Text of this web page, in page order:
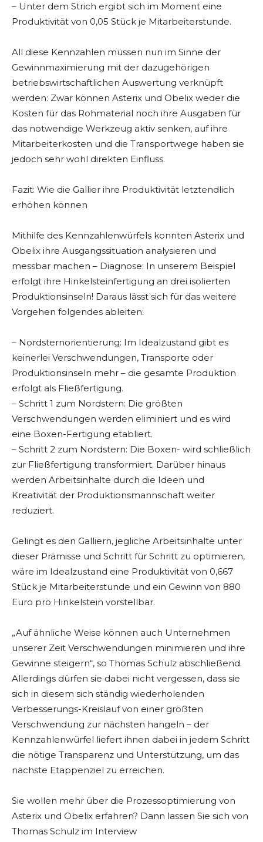
– Unter dem Strich ergibt sich im Moment eine
Produktivität von 0,05 Stück je Mitarbeiterstunde.
All diese Kennzahlen müssen nun im Sinne der
Gewinnmaximierung mit der dazugehörigen
betriebswirtschaftlichen Auswertung verknüpft
werden: Zwar können Asterix und Obelix weder die
Kosten für das Rohmaterial noch ihre Ausgaben für
das notwendige Werkzeug aktiv senken, auf ihre
Mitarbeiterkosten und die Transportwege haben sie
jedoch sehr wohl direkten Einfluss.
Fazit: Wie die Gallier ihre Produktivität letztendlich
erhöhen können
Mithilfe des Kennzahlenwürfels konnten Asterix und
Obelix ihre Ausgangssituation analysieren und
messbar machen – Diagnose: In unserem Beispiel
erfolgt ihre Hinkelsteinfertigung an drei isolierten
Produktionsinseln! Daraus lässt sich für das weitere
Vorgehen folgendes ableiten:
– Nordsternorientierung: Im Idealzustand gibt es
keinerlei Verschwendungen, Transporte oder
Produktionsinseln mehr – die gesamte Produktion
erfolgt als Fließfertigung.
– Schritt 1 zum Nordstern: Die größten
Verschwendungen werden eliminiert und es wird
eine Boxen-Fertigung etabliert.
– Schritt 2 zum Nordstern: Die Boxen- wird schließlich
zur Fließfertigung transformiert. Darüber hinaus
werden Arbeitsinhalte durch die Ideen und
Kreativität der Produktionsmannschaft weiter
reduziert.
Gelingt es den Galliern, jegliche Arbeitsinhalte unter
dieser Prämisse und Schritt für Schritt zu optimieren,
wäre im Idealzustand eine Produktivität von 0,667
Stück je Mitarbeiterstunde und ein Gewinn von 880
Euro pro Hinkelstein vorstellbar.
„Auf ähnliche Weise können auch Unternehmen
unserer Zeit Verschwendungen minimieren und ihre
Gewinne steigern“, so Thomas Schulz abschließend.
Allerdings dürfen sie dabei nicht vergessen, dass sie
sich in diesem sich ständig wiederholenden
Verbesserungs-Kreislauf von einer größten
Verschwendung zur nächsten hangeln – der
Kennzahlenwürfel liefert ihnen dabei in jedem Schritt
die nötige Transparenz und Unterstützung, um das
nächste Etappenziel zu erreichen.
Sie wollen mehr über die Prozessoptimierung von
Asterix und Obelix erfahren? Dann lassen Sie sich von
Thomas Schulz im Interview